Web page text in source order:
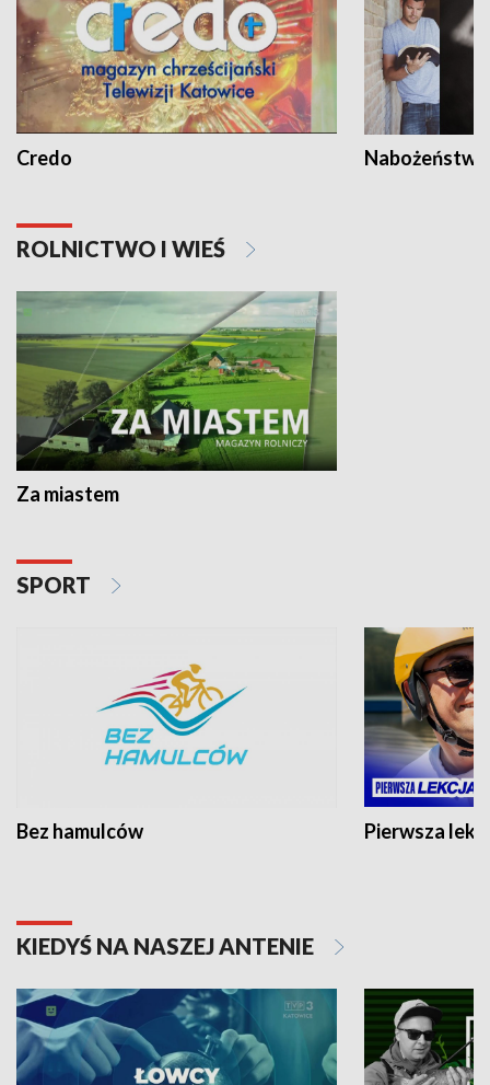
Credo
ROLNICTWO I WIEŚ
Za miastem
SPORT
Bez hamulców Pierwsza
KIEDYŚ NA NASZEJ ANTENIE